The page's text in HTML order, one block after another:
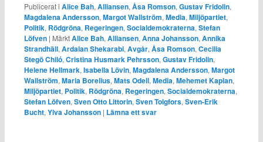
Publicerat i Alice Bah, Alliansen, Åsa Romson, Gustav Fridolin,
Magdalena Andersson, Margot Wallström, Media, Miljöpartiet,
Politik, Rödgröna, Regeringen, Socialdemokraterna, Stefan
Löfven | MärktAlice Bah, Alliansen, Anna Johansson, Annika
Strandhäll, Ardalan Shekarabi, Avgår, Åsa Romson, Cecilia
Stegö Chiló, Cristina Husmark Pehrsson, Gustav Fridolin,
Helene Hellmark, Isabella Lövin, Magdalena Andersson, Margot
Wallström, Maria Borelius, Mats Odell, Media, Mehemet Kaplan,
Miljöpartiet, Politik, Rödgröna, Regeringen, Socialdemokraterna,
Stefan Löfven, Sven Otto Littorin, Sven Tolgfors, Sven-Erik
Bucht, Ylva Johansson | Lämna ett svar